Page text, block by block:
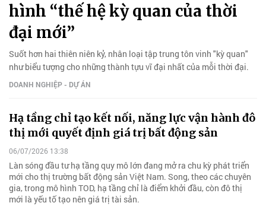
hình “thế hệ kỳ quan của thời
đại mới”
Suốt hơn hai thiên niên kỷ, nhân loại tập trung tôn vinh "kỳ quan"
như biểu tượng cho những thành tựu vĩ đại nhất của mỗi thời đại.
DOANH NGHIỆP - DỰ ÁN
Hạ tầng chỉ tạo kết nối, năng lực vận hành đô
thị mới quyết định giá trị bất động sản
06/07/2026 13:38
Làn sóng đầu tư hạ tầng quy mô lớn đang mở ra chu kỳ phát triển
mới cho thị trường bất động sản Việt Nam. Song, theo các chuyên
gia, trong mô hình TOD, hạ tầng chỉ là điểm khởi đầu, còn đô thị
mới là yếu tố tạo nên giá trị tài sản.